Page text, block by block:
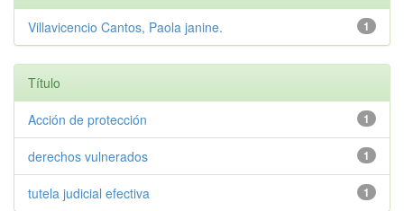
1
Villavicencio Cantos, Paola janine.
Título
1
Acción de protección
1
derechos vulnerados
1
tutela judicial efectiva